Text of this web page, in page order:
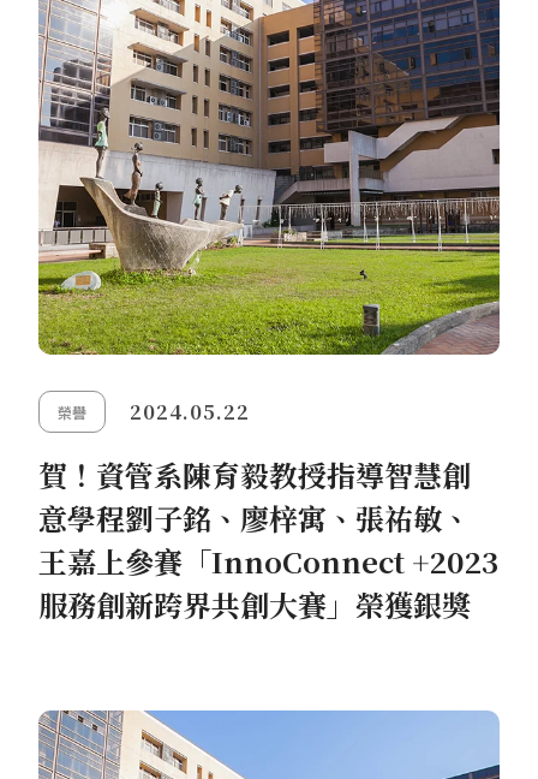
榮譽 2024.05.22
賀！資管系陳育毅教授指導智慧創
意學程劉子銘、廖梓寓、張祐敏、
王嘉上參賽「InnoConnect +2023
服務創新跨界共創大賽」榮獲銀獎